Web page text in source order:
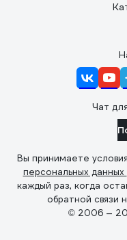
Чат
Вы принимаете условия
персональных данных
каждый раз, когда
обратной связи
© 2006 —